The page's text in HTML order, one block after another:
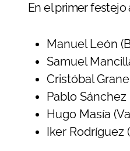
En el primer festejo
Manuel León
Samuel
Cristóbal
Pablo Sánchez
Hugo Masía
Iker Rodríguez